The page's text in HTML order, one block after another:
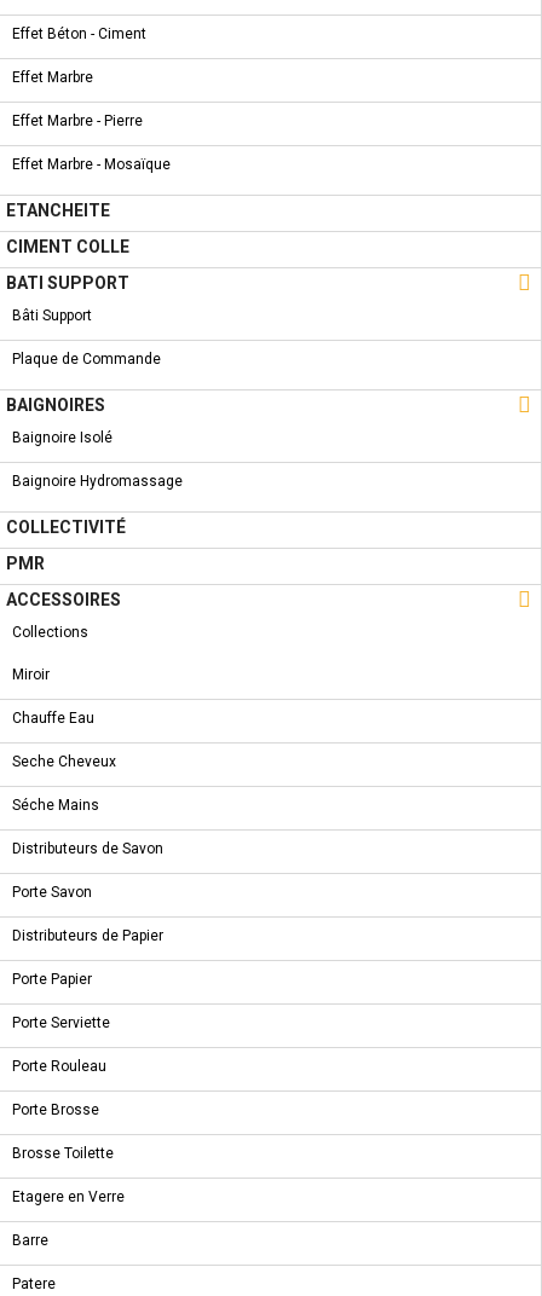
Effet Béton - Ciment
Effet Marbre
Effet Marbre - Pierre
Effet Marbre - Mosaïque
ETANCHEITE
CIMENT COLLE
BATI SUPPORT

Bâti Support
Plaque de Commande
BAIGNOIRES 
Baignoire Isolé
Baignoire Hydromassage
COLLECTIVITÉ
PMR
ACCESSOIRES

Collections
Miroir
Chauffe Eau
Seche Cheveux
Séche Mains
Distributeurs de Savon
Porte Savon
Distributeurs de Papier
Porte Papier
Porte Serviette
Porte Rouleau
Porte Brosse
Brosse Toilette
Etagere en Verre
Barre
Patere
NOUVEAU PRODUIT
NOUVEAU PRODUIT
COLLECTION
NOUVEAU PRODUIT
A PROPOS
Qui Sommes-Nous ?
Conditions Générales de Vente
Conditions Générales d'utilisation
LIENS UTILES
Nouveautés